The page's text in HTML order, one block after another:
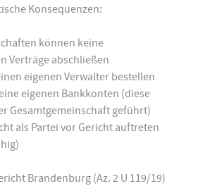
Konsequenzen:
können keine
Verträge abschließen
eigenen Verwalter bestellen
eigenen Bankkonten (diese
Gesamtgemeinschaft geführt)
als Partei vor Gericht auftreten
Brandenburg (Az. 2 U 119/19)